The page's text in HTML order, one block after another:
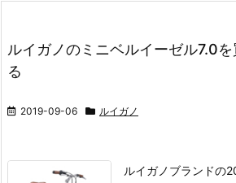
ルイガノのミニベルイーゼル7.0を
る
2019-09-06 ルイガノ
ルイガノブランドの